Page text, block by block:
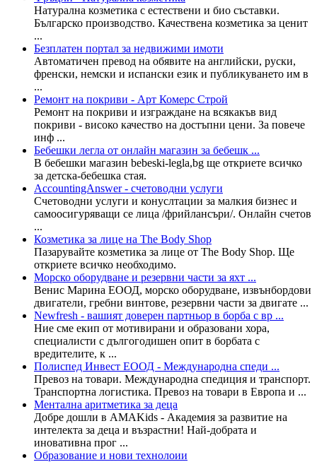
Натурална козметика с естествени и био съставки.
Българско производство. Качествена козметика за ценит
...
Безплатен портал за недвижими имоти
Автоматичен превод на обявите на английски, руски,
френски, немски и испански език и публикуването им в
...
Ремонт на покриви - Арт Комерс Строй
Ремонт на покриви и изграждане на всякакъв вид
покриви - високо качество на достъпни цени. За повече
инф ...
Бебешки легла от онлайн магазин за бебешк ...
В бебешки магазин bebeski-legla,bg ще откриете всичко
за детска-бебешка стая.
AccountingAnswer - счетоводни услуги
Счетоводни услуги и конуслтации за малкия бизнес и
самоосигуряващи се лица /фрийлансъри/. Онлайн счетов
...
Козметика за лице на The Body Shop
Пазарувайте козметика за лице от The Body Shop. Ще
откриете всичко необходимо.
Морско оборудване и резервни части за яхт ...
Венис Марина ЕООД, морско оборудване, извънбордови
двигатели, гребни винтове, резервни части за двигате ...
Newfresh - вашият доверен партньор в борба с вр ...
Ние сме екип от мотивирани и образовани хора,
специалисти с дългогодишен опит в борбата с
вредителите, к ...
Полиспед Инвест ЕООД - Международна спеди ...
Превоз на товари. Международна спедиция и транспорт.
Транспортна логистика. Превоз на товари в Европа и ...
Mентална аритметика за деца
Добре дошли в AMAKids - Академия за развитие на
интелекта за деца и възрастни! Най-добрата и
иновативна прог ...
Образование и нови технолоии